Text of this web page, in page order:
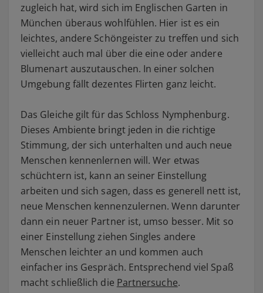
zugleich hat, wird sich im Englischen Garten in
München überaus wohlfühlen. Hier ist es ein
leichtes, andere Schöngeister zu treffen und sich
vielleicht auch mal über die eine oder andere
Blumenart auszutauschen. In einer solchen
Umgebung fällt dezentes Flirten ganz leicht.
Das Gleiche gilt für das Schloss Nymphenburg.
Dieses Ambiente bringt jeden in die richtige
Stimmung, der sich unterhalten und auch neue
Menschen kennenlernen will. Wer etwas
schüchtern ist, kann an seiner Einstellung
arbeiten und sich sagen, dass es generell nett ist,
neue Menschen kennenzulernen. Wenn darunter
dann ein neuer Partner ist, umso besser. Mit so
einer Einstellung ziehen Singles andere
Menschen leichter an und kommen auch
einfacher ins Gespräch. Entsprechend viel Spaß
macht schließlich die Partnersuche.